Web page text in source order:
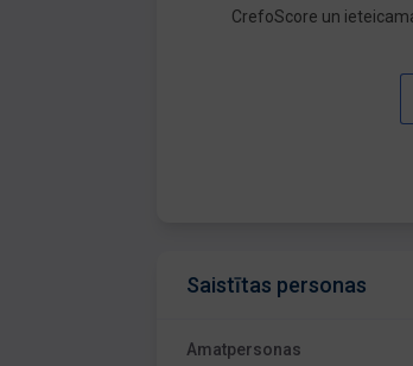
CrefoScore un
Saistītas personas
Amatpersonas